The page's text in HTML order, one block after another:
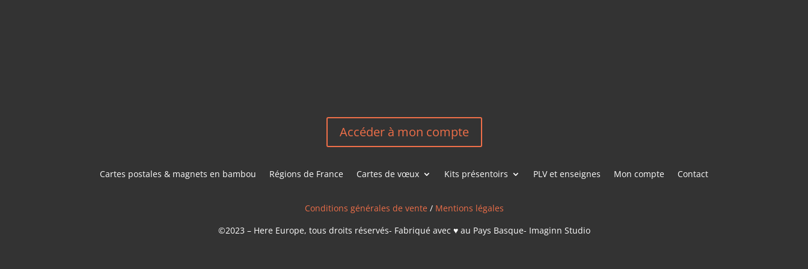
Accéder à mon compte
Cartes postales & magnets en bambou Régions de France Cartes de vœux Kits présentoirs PLV et enseignes Mon compte Contact
Conditions générales de vente / Mentions légales
©2023 – Here Europe, tous droits réservés- Fabriqué avec ♥ au Pays Basque- Imaginn Studio